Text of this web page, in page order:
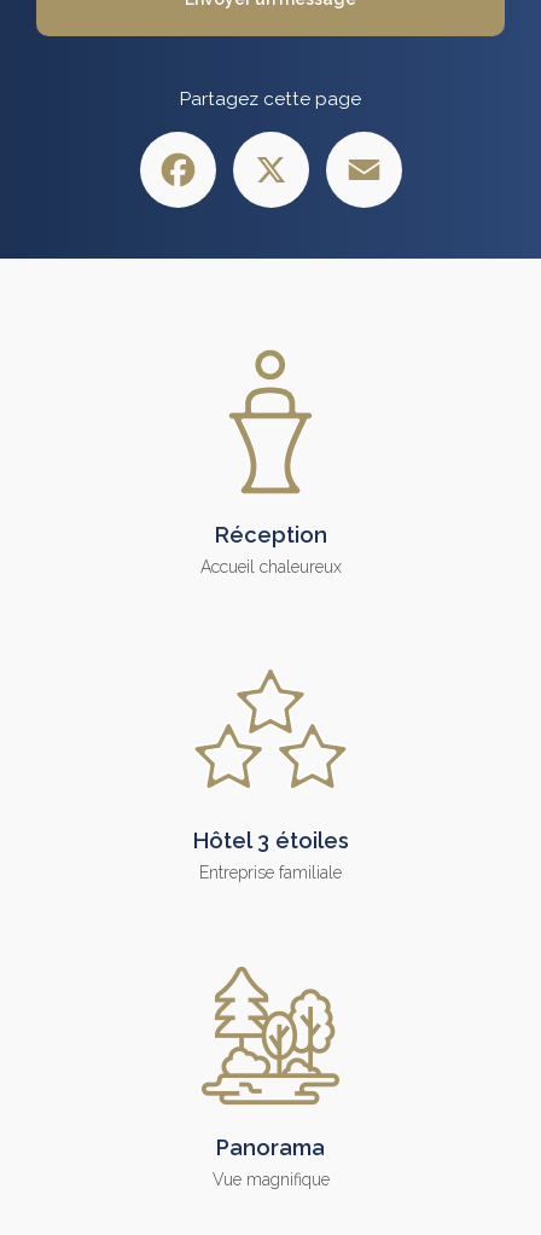
Partagez cette page
Facebook
Réception
Accueil chaleureux
Hôtel 3 étoiles
Entreprise familiale
Panorama
Vue magnifique